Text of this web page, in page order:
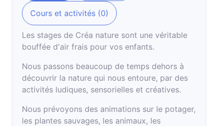
Cours et activités (0)
Les stages de Créa nature sont une véritable
bouffée d'air frais pour vos enfants.
Nous passons beaucoup de temps dehors à
découvrir la nature qui nous entoure, par des
activités ludiques, sensorielles et créatives.
Nous prévoyons des animations sur le potager,
les plantes sauvages, les animaux, les